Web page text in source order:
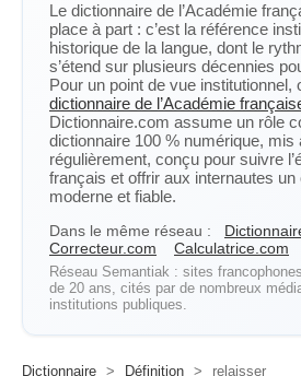
Le dictionnaire de l’Académie
place à part : c’est la référence
historique de la langue, dont le
s’étend sur plusieurs décennies
Pour un point de vue institutionnel,
dictionnaire de l’Académie
Dictionnaire.com assume un rôle
dictionnaire 100 % numérique, mis
régulièrement, conçu pour suivre
français et offrir aux internautes un
moderne et fiable.
Dans le même réseau :
Correcteur.com
Calculatrice.com
Réseau Semantiak : sites
de 20 ans, cités par de nombreux
institutions publiques.
Dictionnaire > Définition > relaisser